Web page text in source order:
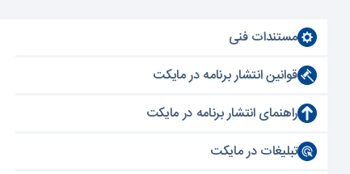
مستندات فنی
قوانین انتشار برنامه در مایکت
راهنمای انتشار برنامه در مایکت
تبلیغات در مایکت